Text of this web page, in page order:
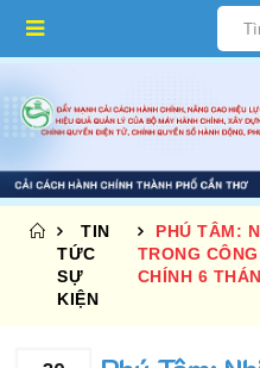
TIN
TỨC
SỰ
KIỆN
PHÚ TÂM:
TRONG
CHÍNH 6